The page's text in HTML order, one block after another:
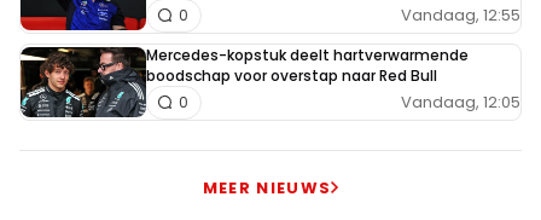
Vandaag, 12:55
0
Mercedes-kopstuk deelt hartverwarmende
boodschap voor overstap naar Red Bull
Vandaag, 12:05
0
MEER NIEUWS